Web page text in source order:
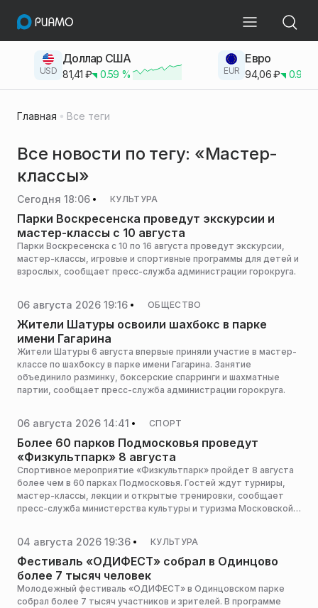
USD
Доллар США
81,41 ₽ 0.59 % EUR
Евро
94,06₽ 0.93
Главная Все теги
Все новости по тегу: «Мастер-
классы»
Сегодня 18:06 КУЛЬТУРА
Парки Воскресенска проведут экскурсии и
мастер-классы с 10 августа
Парки Воскресенска с 10 по 16 августа проведут экскурсии,
мастер-классы, игровые и спортивные программы для детей и
взрослых, сообщает пресс-служба администрации горокруга.
06 августа 2026 19:16 ОБЩЕСТВО
Жители Шатуры освоили шахбокс в парке
имени Гагарина
Жители Шатуры 6 августа впервые приняли участие в мастер-
классе по шахбоксу в парке имени Гагарина. Занятие
объединило разминку, боксерские спарринги и шахматные
партии, сообщает пресс-служба администрации горокруга.
06 августа 2026 14:41 СПОРТ
Более 60 парков Подмосковья проведут
«Физкультпарк» 8 августа
Спортивное мероприятие «Физкультпарк» пройдет 8 августа
более чем в 60 парках Подмосковья. Гостей ждут турниры,
мастер-классы, лекции и открытые тренировки, сообщает
пресс-служба министерства культуры и туризма Московской
04 августа 2026 19:36 КУЛЬТУРА
Фестиваль «ОДИФЕСТ» собрал в Одинцово
более 7 тысяч человек
Молодежный фестиваль «ОДИФЕСТ» в Одинцовском парке
собрал более 7 тысяч участников и зрителей. В программе